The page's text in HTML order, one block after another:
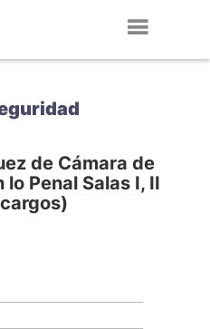
de Cámara de
Penal Salas I, II